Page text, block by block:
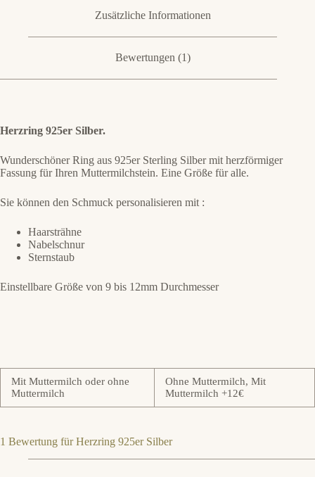
Zusätzliche Informationen
Bewertungen (1)
Herzring 925er Silber.
Wunderschöner Ring aus 925er Sterling Silber mit herzförmiger
Fassung für Ihren Muttermilchstein. Eine Größe für alle.
Sie können den Schmuck personalisieren mit :
Haarsträhne
Nabelschnur
Sternstaub
Einstellbare Größe von 9 bis 12mm Durchmesser
Mit Muttermilch oder ohne
Muttermilch
Ohne Muttermilch, Mit
Muttermilch +12€
1 Bewertung fürHerzring 925er Silber